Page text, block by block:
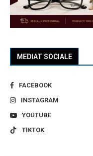
MEDIAT SOCIALE
FACEBOOK
INSTAGRAM
YOUTUBE
TIKTOK